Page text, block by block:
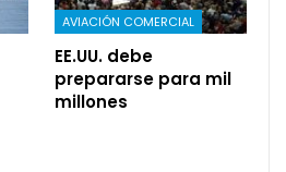
AVIACIÓN COMERCIAL
EE.UU. debe
prepararse para mil
millones